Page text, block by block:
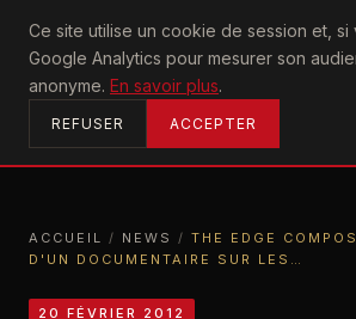
Ce site utilise un cookie de session et, si
Google Analytics pour mesurer son
anonyme. En savoir plus.
REFUSER ACCEPTER
U2achtung
ACCUEIL
ACCUEIL / NEWS / THE EDGE
D'UN DOCUMENTAIRE SUR LES…
20 FÉVRIER 2012